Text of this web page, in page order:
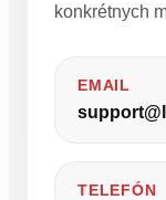
konkrétnych
EMAIL
TELEFÓN